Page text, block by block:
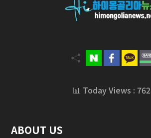
📊 Today Views : 762
ABOUT US